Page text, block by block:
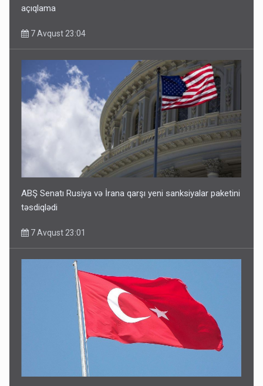
açıqlama
7 Avqust 23:04
ABŞ Senatı Rusiya və İrana qarşı yeni sanksiyalar paketini
təsdiqlədi
7 Avqust 23:01